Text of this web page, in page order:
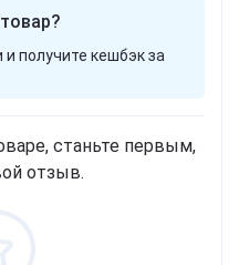
получите кешбэк за
станьте первым,
отзыв.